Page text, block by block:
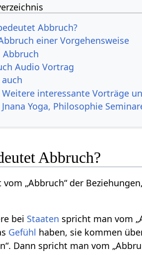
Abbruch?
einer Vorgehensweise
Abbruch
Audio Vortrag
auch
Weitere interessante Vorträge
Jnana Yoga, Philosophie
Abbruch?
„Abbruch“ der
bei Staaten spricht man vom
Gefühl haben, sie kommen
Dann spricht man vom